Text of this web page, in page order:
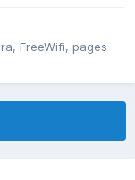
FreeWifi, pages